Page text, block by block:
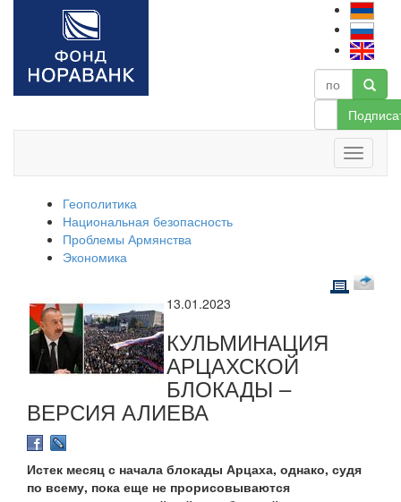
Геополитика
Национальная безопасность
Проблемы Армянства
Экономика
13.01.2023
КУЛЬМИНАЦИЯ
АРЦАХСКОЙ
БЛОКАДЫ –
ВЕРСИЯ АЛИЕВА
Истек месяц с начала блокады Арцаха, однако, судя
по всему, пока еще не прорисовываются